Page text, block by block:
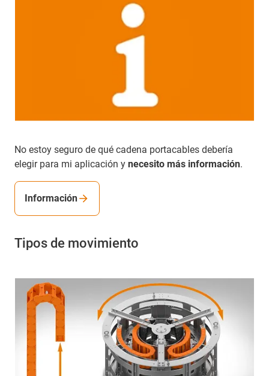
No estoy seguro de qué cadena portacables debería
elegir para mi aplicación y necesito más información.
Información
Tipos de movimiento